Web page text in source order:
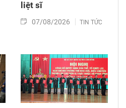
liệt sĩ
07/08/2026 TIN TỨC